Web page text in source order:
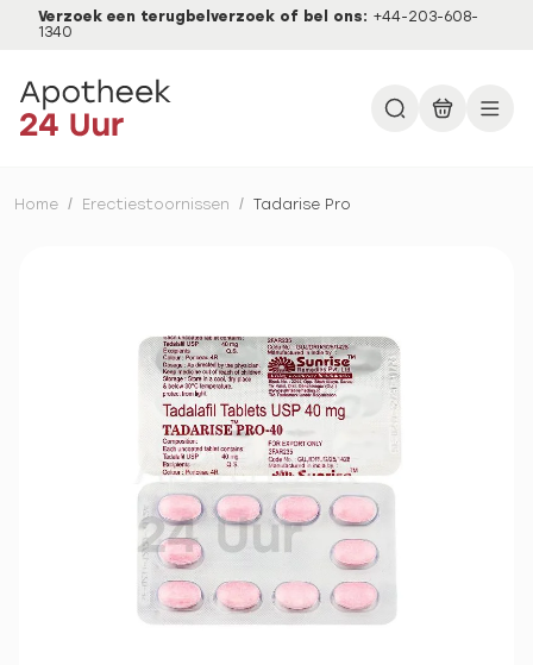
Verzoek een terugbelverzoek of bel ons: +44-203-608-
1340
Home / Erectiestoornissen / Tadarise Pro